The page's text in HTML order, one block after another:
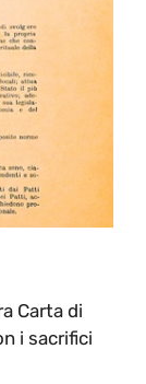
Carta di
i sacrifici